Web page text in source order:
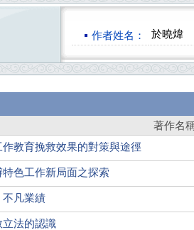
作者姓名： 於曉煒
著作名
教育挽救效果的對策與途徑
特色工作新局面之探索
不凡業績
法的認識